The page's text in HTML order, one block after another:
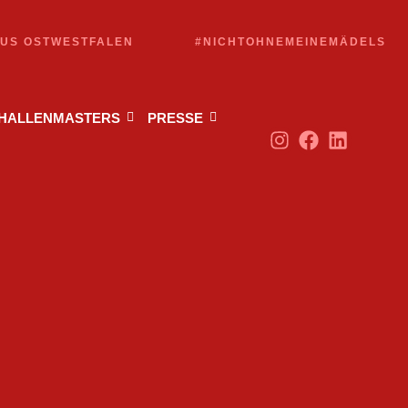
OSTWESTFALEN #NICHTOHNEMEINEMÄDELS
PRESSE